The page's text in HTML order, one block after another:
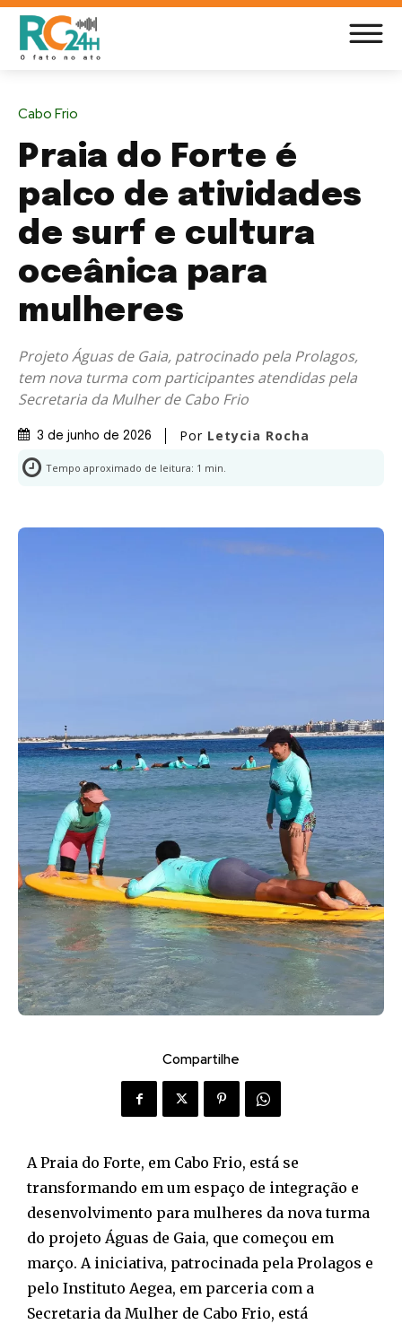
Cabo Frio
Praia do Forte é
palco de atividades
de surf e cultura
oceânica para
mulheres
Projeto Águas de Gaia, patrocinado pela Prolagos,
tem nova turma com participantes atendidas pela
Secretaria da Mulher de Cabo Frio
3 de junho de 2026 Por Letycia Rocha
Tempo aproximado de leitura: 1 min.
Compartilhe
A Praia do Forte, em Cabo Frio, está se
transformando em um espaço de integração e
desenvolvimento para mulheres da nova turma
do projeto Águas de Gaia, que começou em
março. A iniciativa, patrocinada pela Prolagos e
pelo Instituto Aegea, em parceria com a
Secretaria da Mulher de Cabo Frio, está